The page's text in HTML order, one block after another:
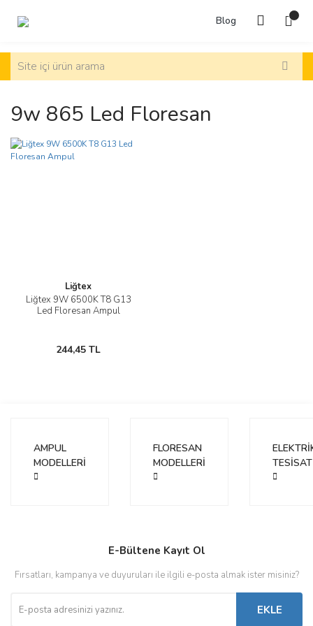
Blog
9w 865 Led Floresan
Liğtex
Liğtex 9W 6500K T8 G13
Led Floresan Ampul
244,45 TL
AMPUL
MODELLERİ
FLORESAN
MODELLERİ
TESİSAT
E-Bültene Kayıt Ol
Fırsatları, kampanya ve duyuruları ile ilgili e-posta almak ister misiniz?
EKLE